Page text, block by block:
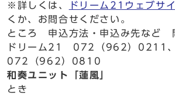
※詳しくは、
ドリーム21ウェブサ
くか、お問合せください。
ところ 申込方法・申込み先など
ドリーム21 072（962）0211
072（962）0810
和奏ユニット「蓮風」
とき